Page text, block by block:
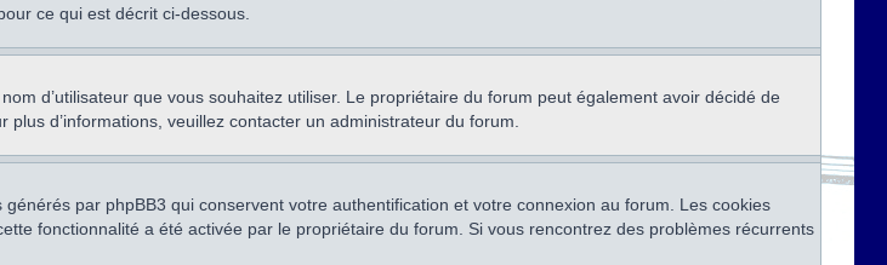
ce qui est décrit ci-dessous.
d’utilisateur que vous souhaitez utiliser. Le propriétaire du forum peut également avoir décidé de
d’informations, veuillez contacter un administrateur du forum.
par phpBB3 qui conservent votre authentification et votre connexion au forum. Les cookies
fonctionnalité a été activée par le propriétaire du forum. Si vous rencontrez des problèmes récurrents